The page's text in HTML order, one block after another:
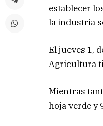
establecer
la industria
El jueves 1,
Agricultura
Mientras
hoja verde y